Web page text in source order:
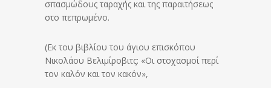
σπασμώδους ταραχής και της παραιτήσεως
στο πεπρωμένο.
(Εκ του βιβλίου του άγιου επισκόπου
Νικολάου Βελιμίροβιτς: «Οι στοχασμοί περί
τον καλόν και τον κακόν»,